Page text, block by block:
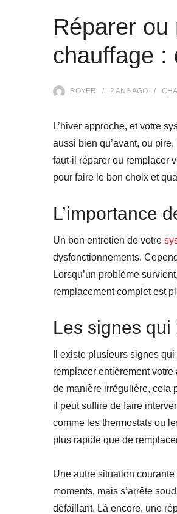
Réparer
chauffage :
ROYER 2 ANSAGO
L’hiver approche, et votre
aussi bien qu’avant, ou
faut-il réparer ou remplacer
pour faire le bon choix et
L’importance
Un bon entretien de votre
dysfonctionnements.
Lorsqu’un problème
remplacement complet est
Les signes qui
Il existe plusieurs signes
remplacer entièrement
de manière irrégulière, cela
il peut suffire de faire
comme les thermostats ou
plus rapide que de
Une autre situation
moments, mais s’arrête
défaillant. Là encore, une